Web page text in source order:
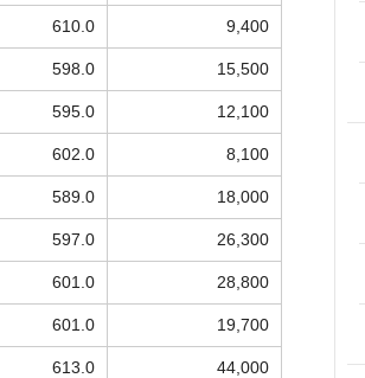
610.0 9,400
598.0 15,500
595.0 12,100
602.0 8,100
589.0 18,000
597.0 26,300
601.0 28,800
601.0 19,700
613.0 44,000